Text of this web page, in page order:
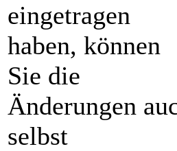
eingetragen
haben, können
Sie die
Änderungen
selbst